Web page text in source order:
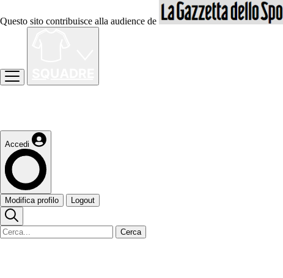
Questo sito contribuisce alla audience de
Accedi
Modifica profilo Logout
Cerca